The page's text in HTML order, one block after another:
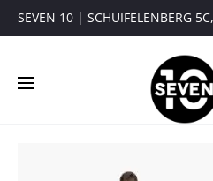
SEVEN 10 | SCHUIFELENBERG